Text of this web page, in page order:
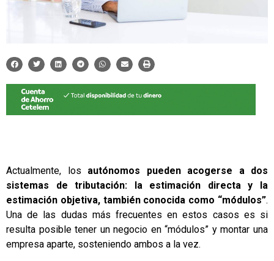
Actualmente, los autónomos pueden acogerse a dos
sistemas de tributación: la estimación directa y la
estimación objetiva, también conocida como “módulos”.
Una de las dudas más frecuentes en estos casos es si
resulta posible tener un negocio en “módulos” y montar una
empresa aparte, sosteniendo ambos a la vez.